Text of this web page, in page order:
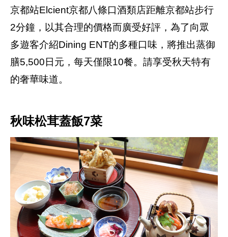
京都站Elcient京都八條口酒類店距離京都站步行
2分鐘，以其合理的價格而廣受好評，為了向眾
多遊客介紹Dining ENT的多種口味，將推出蒸御
膳5,500日元，每天僅限10餐。請享受秋天特有
的奢華味道。
秋味松茸蓋飯7菜